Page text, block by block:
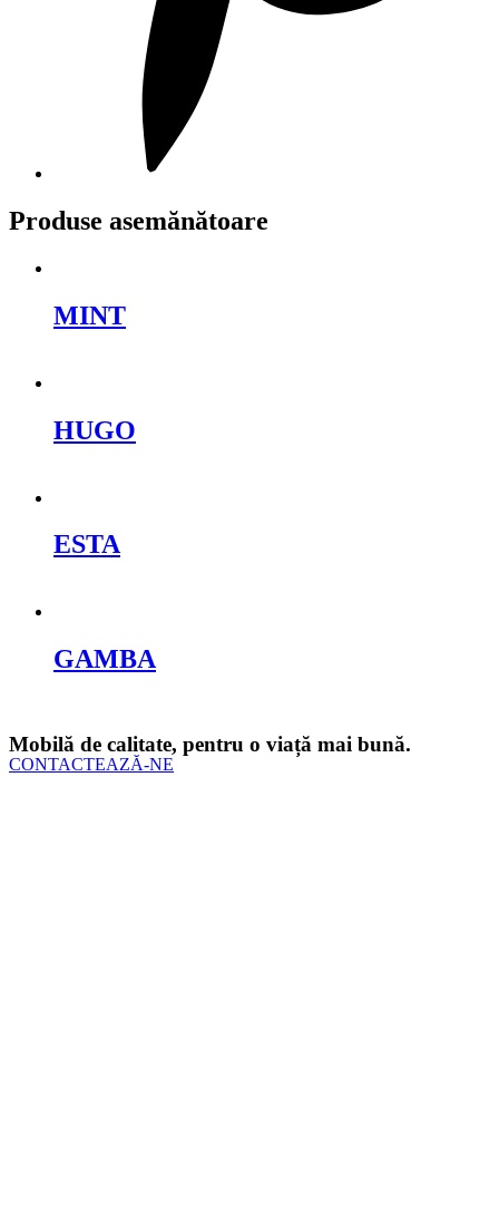
Produse asemănătoare
MINT
HUGO
ESTA
GAMBA
Mobilă de calitate, pentru o viață mai bună.
CONTACTEAZĂ-NE